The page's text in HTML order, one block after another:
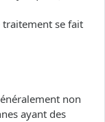
traitement se fait
non
ayant des